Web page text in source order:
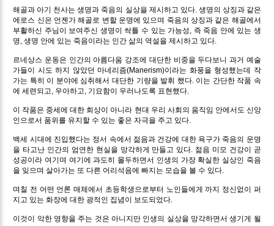
해골과 아기 천사는 생명과 죽음의 실상을 제시하고 있다. 생명의 상징과 같은
에로스 신은 언젠가 해골로 변할 운명에 있으며 죽음의 상징과 같은 해골에서
부활하신 주님이 보여주신 생명이 싹틀 수 있는 가능성, 즉 죽음 안에 있는 생
명, 생명 안에 있는 죽음이라는 인간 삶의 역설을 제시하고 있다.
르네상스 운동은 인간의 아름다움 강조에 대단한 비중을 두다보니 과거 예술
가들이 시도 하지 않았던 마네리즘(Manerism)이라는 화풍을 형성했는데 작
가는 특히 이 분야에 심취해서 대단한 기량을 발휘 했다. 이는 간단한 작품 속
에 세련되고, 우아하고, 기묘함이 우러나도록 표현했다.
이 작품은 중세에 대한 회상이 아니라 현대 우리 사회의 움직임 안에서도 신앙
인으로서 품위를 유지할 수 있는 좋은 자극을 주고 있다.
백세 시대에 진입했다는 정서 속에서 젊음과 건강에 대한 욕구가 죽음의 운명
을 타고난 인간의 엄연한 현실을 망각하게 만들고 있다. 젊음 미모 건강이 곧
성공이라 여기며 여기에 과도히 몰두하면서 인생의 가장 확실한 실상인 죽음
을 잊으며 살아가는 또 다른 어리석음에 빠지는 모습을 볼 수 있다.
며칠 전 어떤 언론 매체에서 초등학생으로부터 노인들에게 까지 정신없이 퍼
지고 있는 화장에 대한 광적인 집념이 보도되었다.
이것이 악한 영향을 주는 것은 아니지만 인생의 실상을 망각하면서 생기게 될